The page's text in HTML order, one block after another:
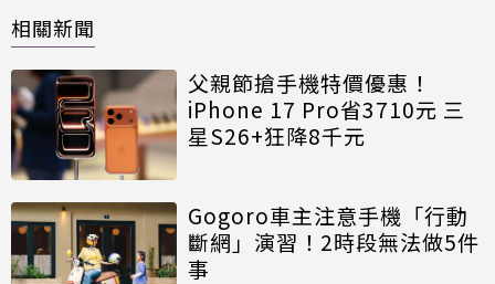
相關新聞
父親節搶手機特價優惠！
iPhone 17 Pro省3710元 三
星S26+狂降8千元
Gogoro車主注意手機「行動
斷網」演習！2時段無法做5件
事